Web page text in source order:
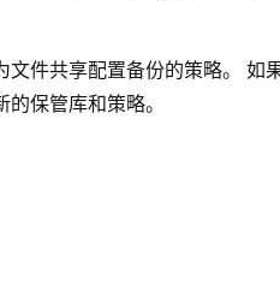
件共享配置备份的策略。 如
的保管库和策略。